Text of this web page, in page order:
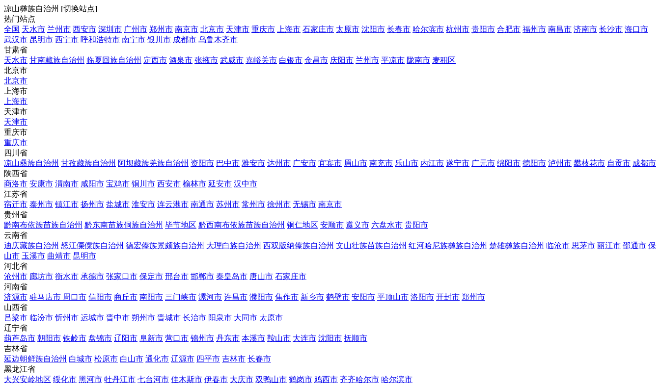
凉山彝族自治州 [切换站点]
热门站点
全国 天水市 兰州市 西安市 深圳市 广州市 郑州市 南京市 北京市 天津市 重庆市 上海市 石家庄市 太原市 沈阳市 长春市 哈尔滨市 杭州市 贵阳市 合肥市 福州市 南昌市 济南市 长沙市 海口市
武汉市 昆明市 西宁市 呼和浩特市 南宁市 银川市 成都市 乌鲁木齐市
甘肃省
天水市 甘南藏族自治州 临夏回族自治州 定西市 酒泉市 张掖市 武威市 嘉峪关市 白银市 金昌市 庆阳市 兰州市 平凉市 陇南市 麦积区
北京市
北京市
上海市
上海市
天津市
天津市
重庆市
重庆市
四川省
凉山彝族自治州 甘孜藏族自治州 阿坝藏族羌族自治州 资阳市 巴中市 雅安市 达州市 广安市 宜宾市 眉山市 南充市 乐山市 内江市 遂宁市 广元市 绵阳市 德阳市 泸州市 攀枝花市 自贡市 成都市
陕西省
商洛市 安康市 渭南市 咸阳市 宝鸡市 铜川市 西安市 榆林市 延安市 汉中市
江苏省
宿迁市 泰州市 镇江市 扬州市 盐城市 淮安市 连云港市 南通市 苏州市 常州市 徐州市 无锡市 南京市
贵州省
黔南布依族苗族自治州 黔东南苗族侗族自治州 毕节地区 黔西南布依族苗族自治州 铜仁地区 安顺市 遵义市 六盘水市 贵阳市
云南省
迪庆藏族自治州 怒江傈僳族自治州 德宏傣族景颇族自治州 大理白族自治州 西双版纳傣族自治州 文山壮族苗族自治州 红河哈尼族彝族自治州 楚雄彝族自治州 临沧市 思茅市 丽江市 邵通市 保
山市 玉溪市 曲靖市 昆明市
河北省
沧州市 廊坊市 衡水市 承德市 张家口市 保定市 邢台市 邯郸市 秦皇岛市 唐山市 石家庄市
河南省
济源市 驻马店市 周口市 信阳市 商丘市 南阳市 三门峡市 漯河市 许昌市 濮阳市 焦作市 新乡市 鹤壁市 安阳市 平顶山市 洛阳市 开封市 郑州市
山西省
吕梁市 临汾市 忻州市 运城市 晋中市 朔州市 晋城市 长治市 阳泉市 大同市 太原市
辽宁省
葫芦岛市 朝阳市 铁岭市 盘锦市 辽阳市 阜新市 营口市 锦州市 丹东市 本溪市 鞍山市 大连市 沈阳市 抚顺市
吉林省
延边朝鲜族自治州 白城市 松原市 白山市 通化市 辽源市 四平市 吉林市 长春市
黑龙江省
大兴安岭地区 绥化市 黑河市 牡丹江市 七台河市 佳木斯市 伊春市 大庆市 双鸭山市 鹤岗市 鸡西市 齐齐哈尔市 哈尔滨市